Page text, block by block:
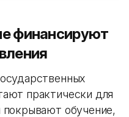
финансируют
практически для
покрывают обучение,